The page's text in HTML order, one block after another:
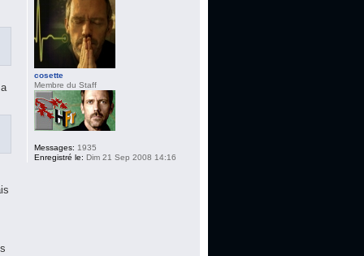
cosette
Membre du Staff
Messages: 1935
Enregistré le: Dim 21 Sep 2008 14:16